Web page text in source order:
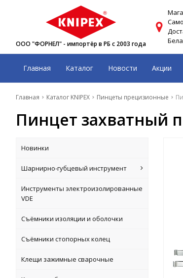
ООО "ФОРНЕЛ" - импортёр в РБ с 2003 года
Главная Каталог Новости Акции
Главная Каталог KNIPEX Пинцеты прецизионные
Пинцет захватный
Новинки
Шарнирно-губцевый инструмент
Инструменты электроизолированные
VDE
Съёмники изоляции и оболочки
Съёмники стопорных колец
Клещи зажимные сварочные